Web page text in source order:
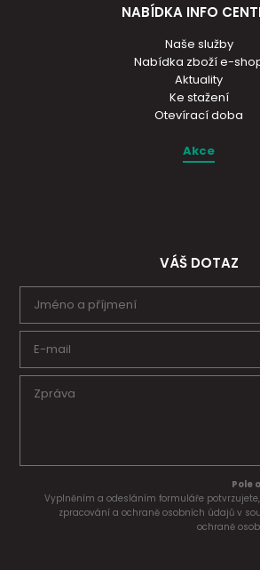
NABÍDKA INFO
Naše služby
Nabídka zboží e-
Aktuality
Ke stažení
Otevírací doba
Akce
VÁŠ DOTAZ
Pole
Vyplněním a odesláním formuláře
zpracování a ochraně osobních údajů v
ochraně